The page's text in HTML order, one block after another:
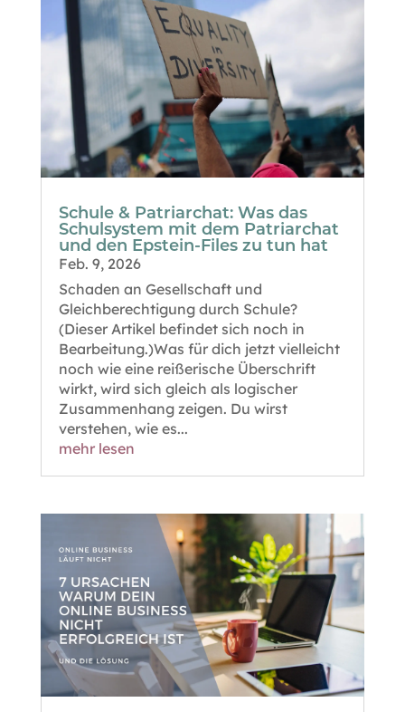
Schule & Patriarchat: Was das
Schulsystem mit dem Patriarchat
und den Epstein-Files zu tun hat
Feb. 9, 2026
Schaden an Gesellschaft und
Gleichberechtigung durch Schule?
(Dieser Artikel befindet sich noch in
Bearbeitung.)Was für dich jetzt vielleicht
noch wie eine reißerische Überschrift
wirkt, wird sich gleich als logischer
Zusammenhang zeigen. Du wirst
verstehen, wie es...
mehr lesen